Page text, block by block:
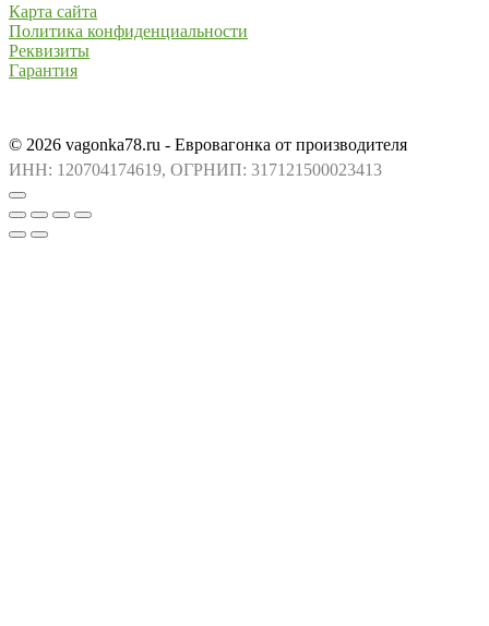
Карта сайта
Политика конфиденциальности
Реквизиты
Гарантия
© 2026 vagonka78.ru - Евровагонка от производителя
ИНН: 120704174619, ОГРНИП: 317121500023413